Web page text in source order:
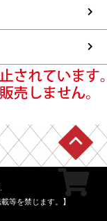
等を禁じます。】